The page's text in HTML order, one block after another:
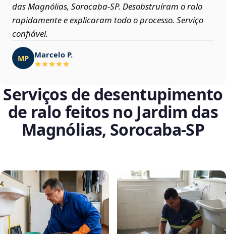
das Magnólias, Sorocaba‑SP. Desobstruíram o ralo
rapidamente e explicaram todo o processo. Serviço
confiável.
MP Marcelo P.
Serviços de desentupimento
de ralo feitos no Jardim das
Magnólias, Sorocaba‑SP